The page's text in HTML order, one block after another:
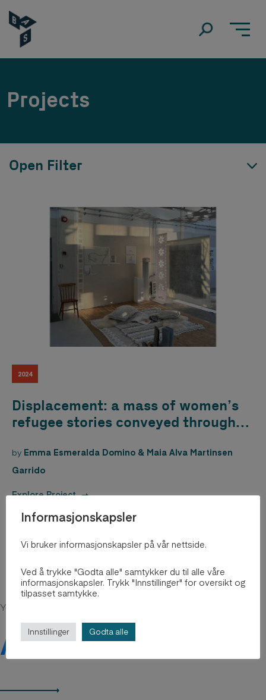
Projects
Open Filter
2024
Displacement: a mass of women’s
refugee stories conveyed through
by Emma Esmeralda Domino & Maia Alva Martinsen
Garrido
Explore Project
You might be intersted in
Arkiv 2012-2018
Informasjonskapsler
Vi bruker informasjonskapsler på vår nettside.
Ved å trykke "Godta alle" samtykker du til alle våre
informasjonskapsler. Trykk "Innstillinger" for oversikt og
tilpasset samtykke.
Innstillinger Godta alle